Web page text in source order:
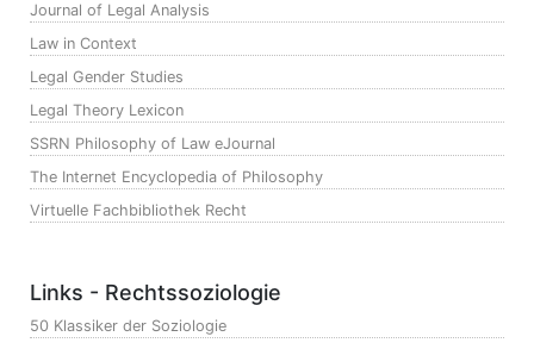
Journal of Legal Analysis
Law in Context
Legal Gender Studies
Legal Theory Lexicon
SSRN Philosophy of Law eJournal
The Internet Encyclopedia of Philosophy
Virtuelle Fachbibliothek Recht
Links - Rechtssoziologie
50 Klassiker der Soziologie